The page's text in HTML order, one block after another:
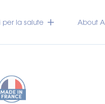
la salute About